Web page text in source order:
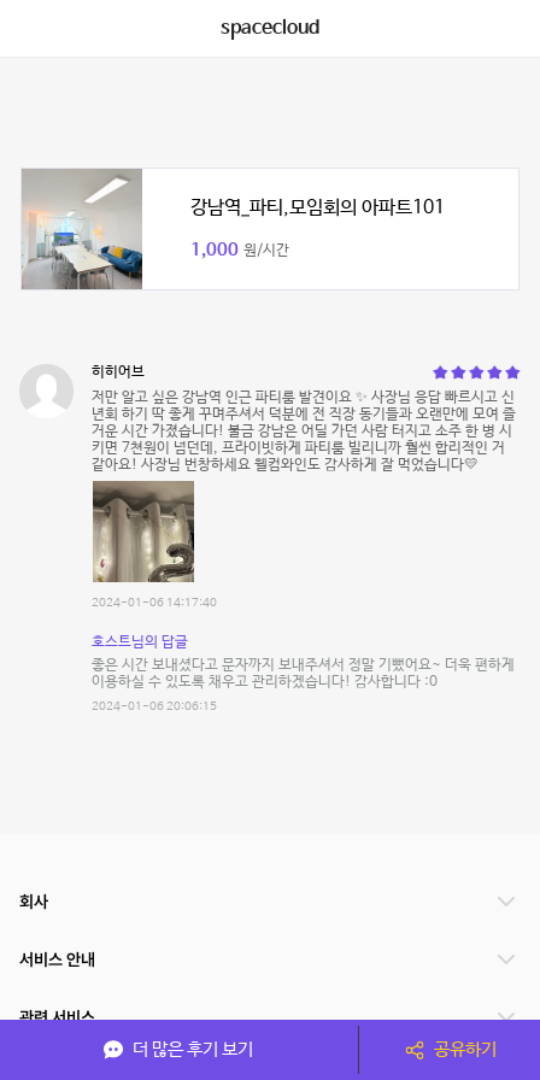
spacecloud
강남역_파티,모임회의 아파트101
1,000 원/시간
히히어브
저만 알고 싶은 강남역 인근 파티룸 발견이요 ✨ 사장님 응답 빠르시고 신
년회 하기 딱 좋게 꾸며주셔서 덕분에 전 직장 동기들과 오랜만에 모여 즐
거운 시간 가졌습니다! 불금 강남은 어딜 가던 사람 터지고 소주 한 병 시
키면 7쳔원이 넘던데, 프라이빗하게 파티룸 빌리니까 훨씬 합리적인 거
같아요! 사장님 번창하세요 웰컴와인도 감사하게 잘 먹었습니다💛
2024-01-06 14:17:40
호스트님의 답글
좋은 시간 보내셨다고 문자까지 보내주셔서 정말 기뻤어요~ 더욱 편하게
이용하실 수 있도록 채우고 관리하겠습니다! 감사합니다 :0
2024-01-06 20:06:15
더 많은 후기 보기 공유하기
회사
서비스 안내
관련 서비스